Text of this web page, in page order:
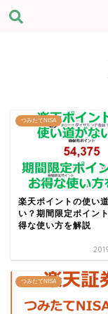
つみたてNISA
楽天ポイントの使い
い？期間限定ポイン
得な使い方を解説
つみたてNISA